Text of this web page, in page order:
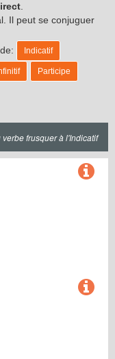
Il peut se conjuguer
Indicatif
Participe
frusquer à l'Indicatif